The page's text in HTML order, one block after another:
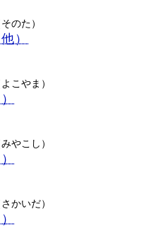
のた）
）
こやま）
やこし）
かいだ）